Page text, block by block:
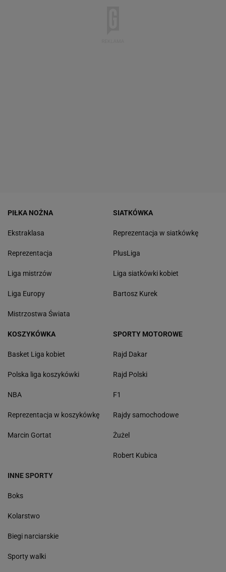
PIŁKA NOŻNA
Ekstraklasa
Reprezentacja
Liga mistrzów
Liga Europy
Mistrzostwa Świata
SIATKÓWKA
Reprezentacja w siatkówkę
PlusLiga
Liga siatkówki kobiet
Bartosz Kurek
KOSZYKÓWKA
Basket Liga kobiet
Polska liga koszykówki
NBA
Reprezentacja w koszykówkę
Marcin Gortat
SPORTY MOTOROWE
Rajd Dakar
Rajd Polski
F1
Rajdy samochodowe
Żużel
Robert Kubica
INNE SPORTY
Boks
Kolarstwo
Biegi narciarskie
Sporty walki